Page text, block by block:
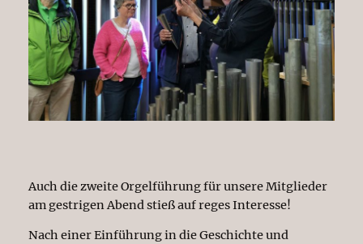
Auch die zweite Orgelführung für unsere Mitglieder
am gestrigen Abend stieß auf reges Interesse!
Nach einer Einführung in die Geschichte und